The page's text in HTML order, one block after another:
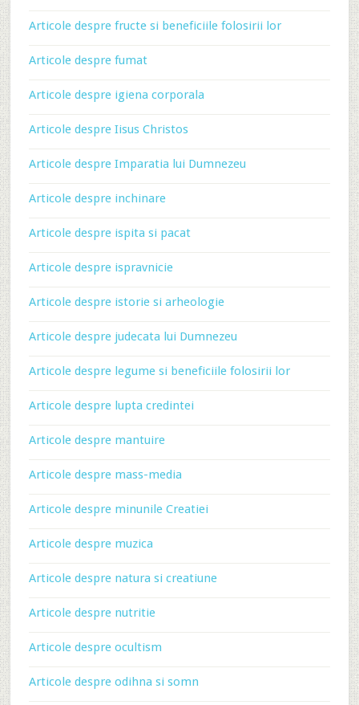
Articole despre fructe si beneficiile folosirii lor
Articole despre fumat
Articole despre igiena corporala
Articole despre Iisus Christos
Articole despre Imparatia lui Dumnezeu
Articole despre inchinare
Articole despre ispita si pacat
Articole despre ispravnicie
Articole despre istorie si arheologie
Articole despre judecata lui Dumnezeu
Articole despre legume si beneficiile folosirii lor
Articole despre lupta credintei
Articole despre mantuire
Articole despre mass-media
Articole despre minunile Creatiei
Articole despre muzica
Articole despre natura si creatiune
Articole despre nutritie
Articole despre ocultism
Articole despre odihna si somn